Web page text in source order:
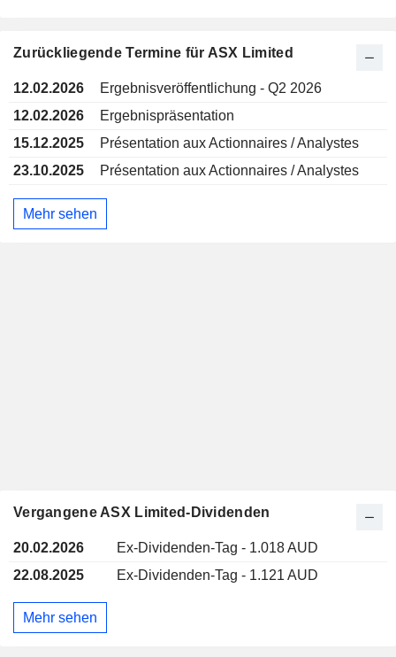
Zurückliegende Termine für ASX Limited
12.02.2026
Ergebnisveröffentlichung - Q2 2026
12.02.2026
Ergebnispräsentation
15.12.2025
Présentation aux Actionnaires / Analystes
23.10.2025
Présentation aux Actionnaires / Analystes
Mehr sehen
Vergangene ASX Limited-Dividenden
20.02.2026
Ex-Dividenden-Tag - 1.018 AUD
22.08.2025
Ex-Dividenden-Tag - 1.121 AUD
Mehr sehen